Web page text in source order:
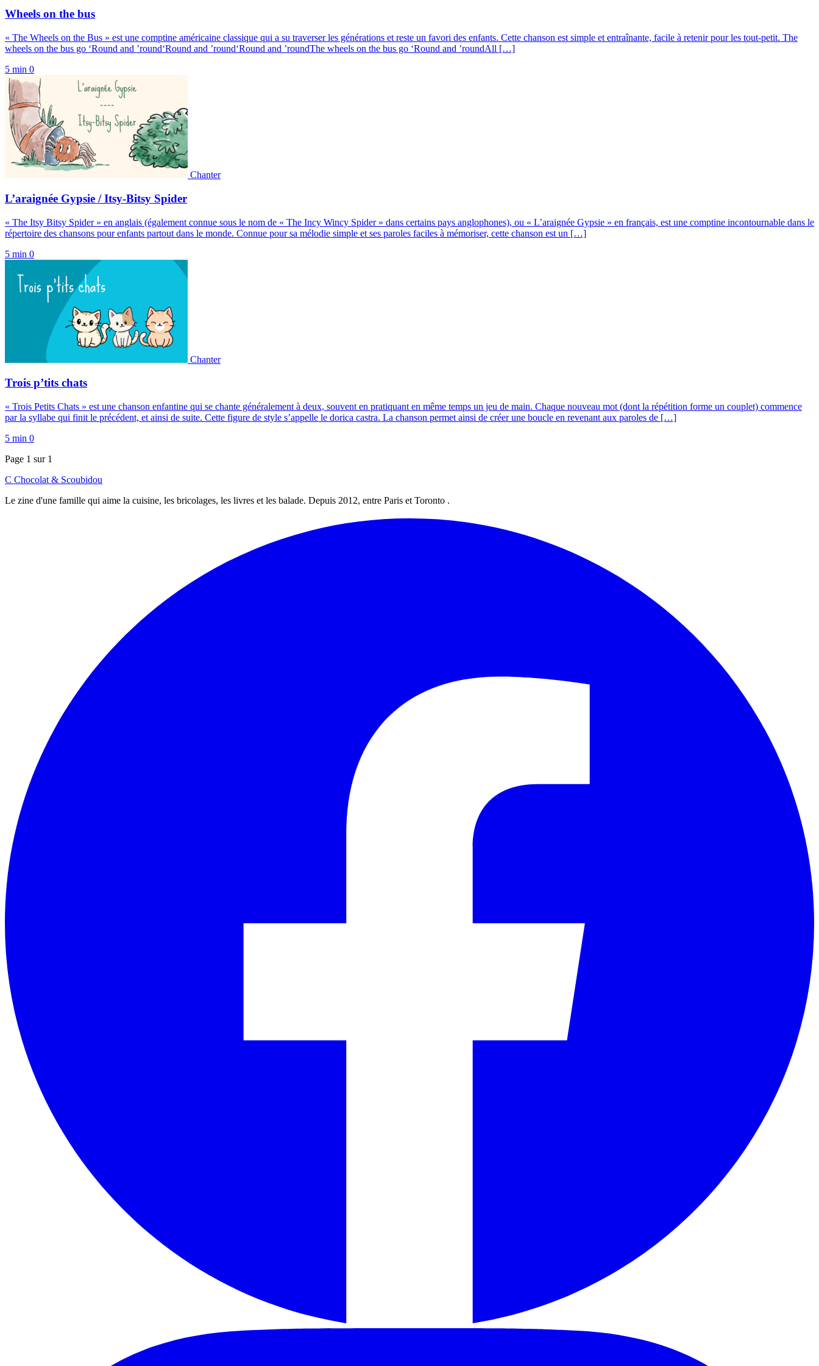
Wheels on the bus
« The Wheels on the Bus » est une comptine américaine classique qui a su traverser les générations et reste un favori des enfants. Cette chanson est simple et entraînante, facile à retenir pour les tout-petit. The
wheels on the bus go ‘Round and ’round‘Round and ’round‘Round and ’roundThe wheels on the bus go ‘Round and ’roundAll […]
5 min 0
Chanter
L’araignée Gypsie / Itsy-Bitsy Spider
« The Itsy Bitsy Spider » en anglais (également connue sous le nom de « The Incy Wincy Spider » dans certains pays anglophones), ou « L’araignée Gypsie » en français, est une comptine incontournable dans le
répertoire des chansons pour enfants partout dans le monde. Connue pour sa mélodie simple et ses paroles faciles à mémoriser, cette chanson est un […]
5 min 0
Chanter
Trois p’tits chats
« Trois Petits Chats » est une chanson enfantine qui se chante généralement à deux, souvent en pratiquant en même temps un jeu de main. Chaque nouveau mot (dont la répétition forme un couplet) commence
par la syllabe qui finit le précédent, et ainsi de suite. Cette figure de style s’appelle le dorica castra. La chanson permet ainsi de créer une boucle en revenant aux paroles de […]
5 min 0
Page 1 sur 1
C Chocolat & Scoubidou
Le zine d'une famille qui aime la cuisine, les bricolages, les livres et les balade. Depuis 2012, entre Paris et Toronto .